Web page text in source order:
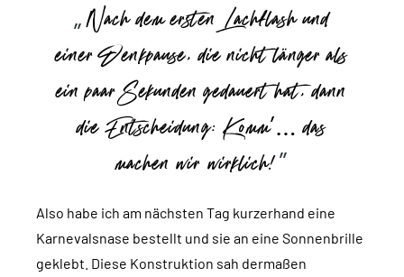
Nach dem ersten Lachflash und
einer Denkpause, die nicht länger als
ein paar Sekunden gedauert hat, dann
die Entscheidung: Komm’… das
machen wir wirklich!
Also habe ich am nächsten Tag kurzerhand eine
Karnevalsnase bestellt und sie an eine Sonnenbrille
geklebt. Diese Konstruktion sah dermaßen